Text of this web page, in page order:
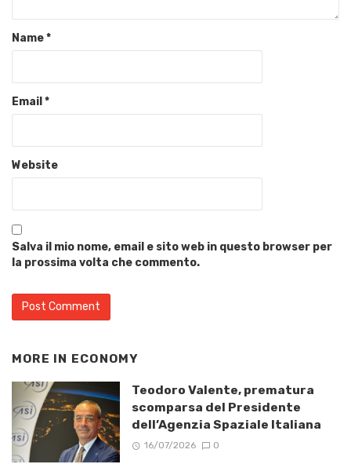
Name*
Email *
Website
Salva il mio nome, email e sito web in questo browser per
la prossima volta che commento.
MORE IN ECONOMY
Teodoro Valente, prematura
scomparsa del Presidente
dell’Agenzia Spaziale Italiana
16/07/2026 0